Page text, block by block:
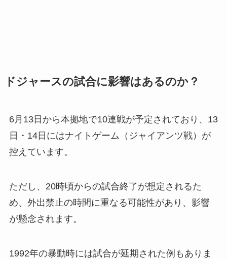
ドジャースの試合に影響はあるのか？
6月13日から本拠地で10連戦が予定されており、13
日・14日にはナイトゲーム（ジャイアンツ戦）が
控えています。
ただし、20時頃からの試合終了が想定されるた
め、外出禁止の時間に重なる可能性があり、影響
が懸念されます。
1992年の暴動時には試合が延期された例もありま